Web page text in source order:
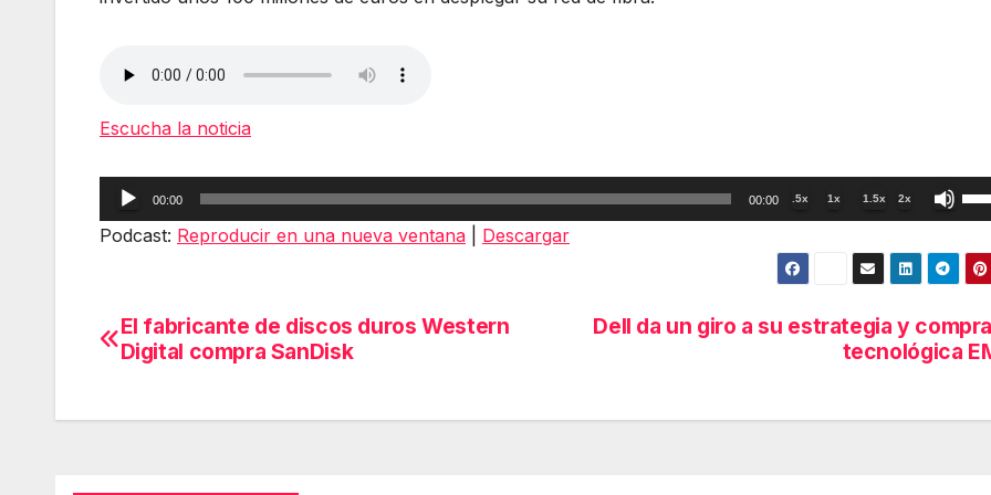
Escucha la noticia
Reproductor
de
00:00 00:00 .5x 1x 1.5x 2x
las
de
Podcast: Reproducir en una nueva ventana Descargar
Navegación
entradas
Dell da un giro a su estrategia y
tecnológica
El fabricante de discos duros Western
Digital compra SanDisk